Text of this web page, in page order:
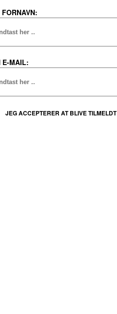
FORNAVN:
E-MAIL:
JEG ACCEPTERER AT BLIVE TILMELDT